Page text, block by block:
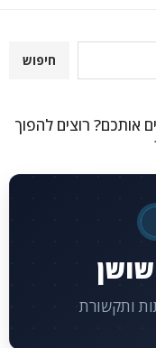
חיפוש
אותכם? רוצים להפוך